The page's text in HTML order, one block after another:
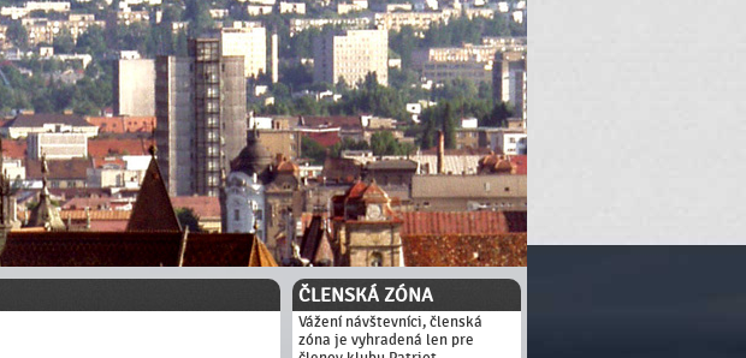
ČLENSKÁ ZÓNA
Vážení návštevníci, členská
zóna je vyhradená len pre